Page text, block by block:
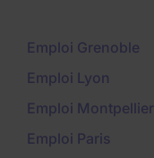
Emploi Grenoble
Emploi Lyon
Emploi Montpellier
Emploi Paris